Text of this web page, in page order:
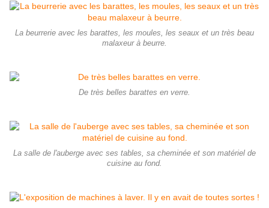
La beurrerie avec les barattes, les moules, les seaux et un très beau
malaxeur à beurre.
De très belles barattes en verre.
La salle de l'auberge avec ses tables, sa cheminée et son matériel de
cuisine au fond.